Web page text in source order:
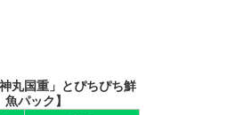
神丸国重」とぴちぴち鮮
魚パック】